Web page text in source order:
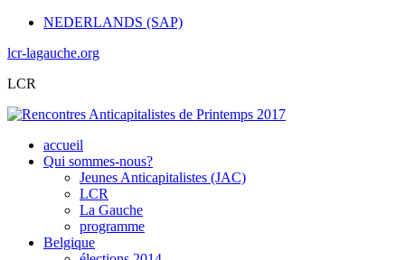
NEDERLANDS (SAP)
lcr-lagauche.org
LCR
accueil
Qui sommes-nous?
Jeunes Anticapitalistes (JAC)
LCR
La Gauche
programme
Belgique